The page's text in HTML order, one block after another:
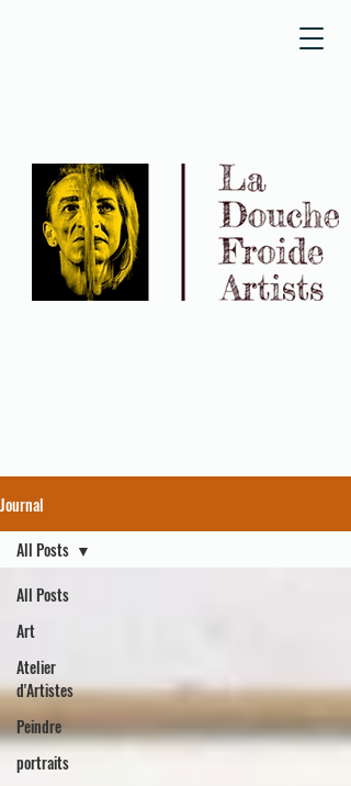
Journal
All Posts
Art
Atelier
d'Artistes
Peindre
portraits
All Posts